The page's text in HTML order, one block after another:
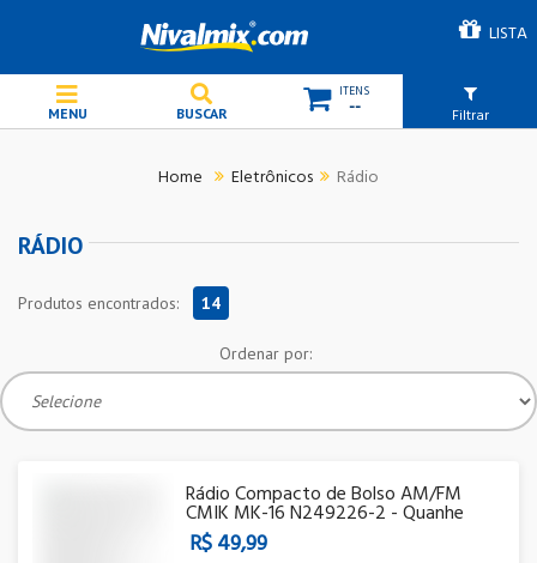
LISTA
-- Filtrar
Eletrônicos Rádio
RÁDIO
Produtos encontrados: 14
Ordenar por:
Rádio Compacto de Bolso AM/FM
CMIK MK-16 N249226-2 - Quanhe
R$ 49,99